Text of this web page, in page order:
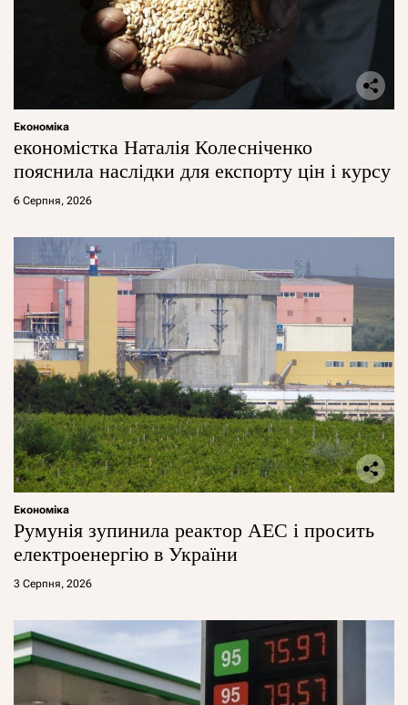
Економіка
економістка Наталія Колесніченко
пояснила наслідки для експорту цін і курсу
6 Серпня, 2026
Економіка
Румунія зупинила реактор АЕС і просить
електроенергію в України
3 Серпня, 2026